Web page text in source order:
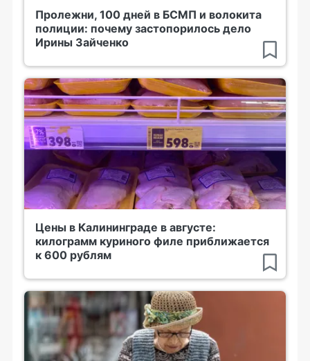
Пролежни, 100 дней в БСМП и волокита
полиции: почему застопорилось дело
Ирины Зайченко
Цены в Калининграде в августе:
килограмм куриного филе приближается
к 600 рублям